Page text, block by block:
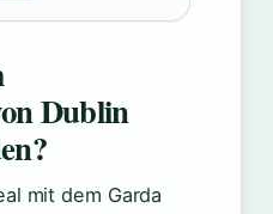
Dublin
mit dem Garda